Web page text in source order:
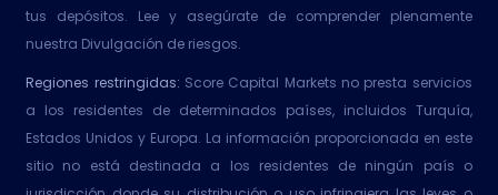
tus depósitos. Lee y asegúrate de comprender plenamente
nuestra Divulgación de riesgos.
Regiones restringidas: Score Capital Markets no presta servicios
a los residentes de determinados países, incluidos Turquía,
Estados Unidos y Europa. La información proporcionada en este
sitio no está destinada a los residentes de ningún país o